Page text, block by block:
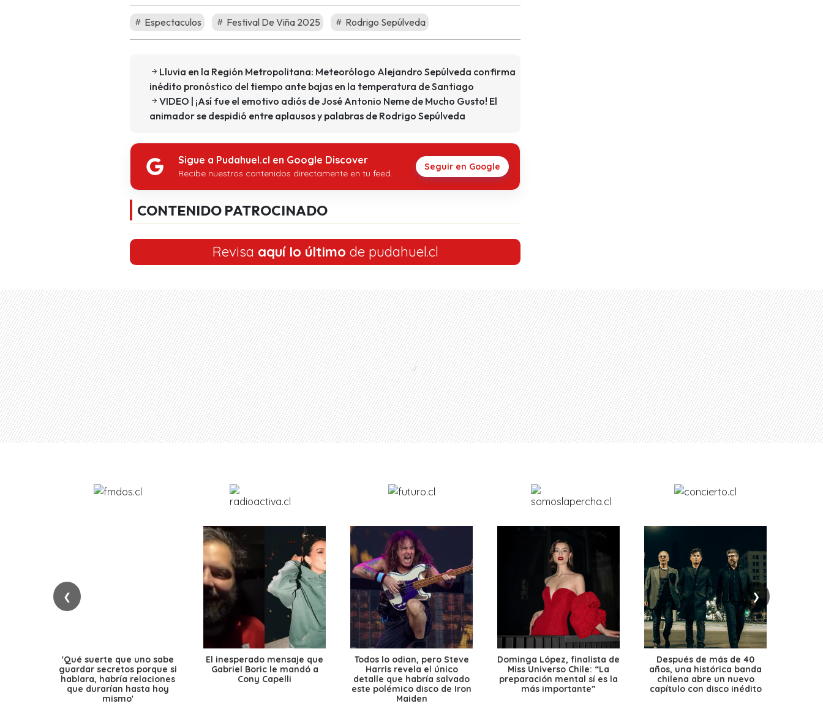
Espectaculos Festival De Viña 2025 Rodrigo Sepúlveda
Lluvia en la Región Metropolitana: Meteorólogo Alejandro Sepúlveda confirma
inédito pronóstico del tiempo ante bajas en la temperatura de Santiago
VIDEO | ¡Así fue el emotivo adiós de José Antonio Neme de Mucho Gusto! El
animador se despidió entre aplausos y palabras de Rodrigo Sepúlveda
Sigue a Pudahuel.cl en Google Discover
Recibe nuestros contenidos directamente en tu feed.
Seguir en Google
CONTENIDO PATROCINADO
Revisa aquí lo último de pudahuel.cl
❮ ❯
'Qué suerte que uno sabe
guardar secretos porque si
hablara, habría relaciones
que durarían hasta hoy
mismo'
El inesperado mensaje que
Gabriel Boric le mandó a
Cony Capelli
Todos lo odian, pero Steve
Harris revela el único
detalle que habría salvado
este polémico disco de Iron
Maiden
Dominga López, finalista de
Miss Universo Chile: “La
preparación mental sí es la
más importante”
Después de más de 40
años, una histórica banda
chilena abre un nuevo
capítulo con disco inédito